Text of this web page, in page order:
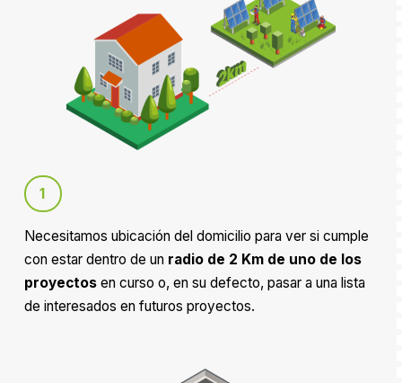
1
Necesitamos ubicación del domicilio para ver si cumple
con estar dentro de un radio de 2 Km de uno de los
proyectosen curso o, en su defecto, pasar a una lista
de interesados en futuros proyectos.